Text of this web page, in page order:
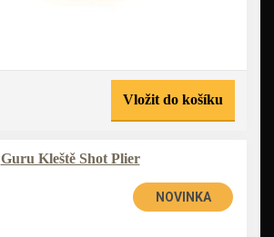
Vložit do košíku
Guru Kleště Shot Plier
NOVINKA